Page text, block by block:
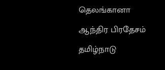
தெலங்கானா
ஆந்திர பிரதேசம்
தமிழ்நாடு